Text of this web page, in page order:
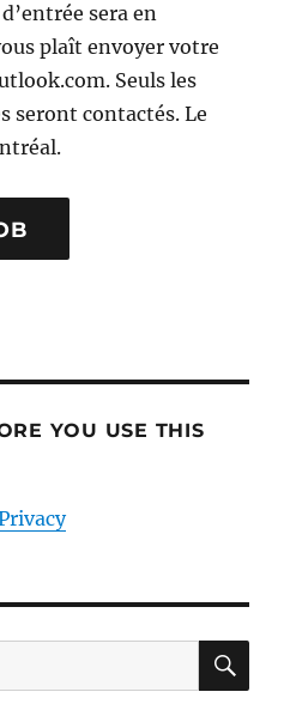
sera en
plaît envoyer votre
Seuls les
seront contactés. Le
YOU USE THIS